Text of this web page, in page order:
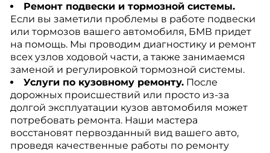
Ремонт подвески и тормозной системы.
Если вы заметили проблемы в работе подвески
или тормозов вашего автомобиля, БМВ придет
на помощь. Мы проводим диагностику и ремонт
всех узлов ходовой части, а также занимаемся
заменой и регулировкой тормозной системы.
Услуги по кузовному ремонту.После
дорожных происшествий или просто из-за
долгой эксплуатации кузов автомобиля может
потребовать ремонта. Наши мастера
восстановят первозданный вид вашего авто,
проведя качественные работы по ремонту